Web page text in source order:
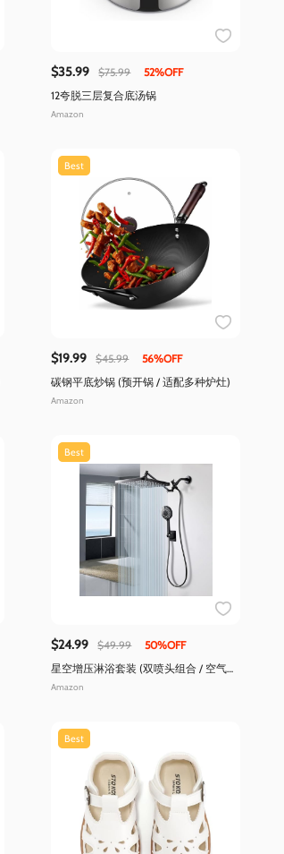
$35.99 $75.99
52%OFF
12夸脱三层复合底汤锅
Amazon
Best
$19.99 $45.99
56%OFF
碳钢平底炒锅 (预开锅 / 适配多种炉灶)
Amazon
Best
$24.99 $49.99
50%OFF
星空增压淋浴套装 (双喷头组合 / 空气增
压)
Amazon
Best